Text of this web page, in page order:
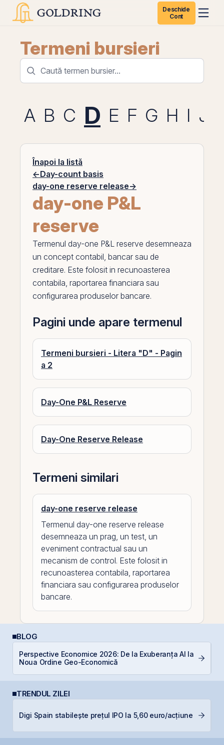
Deschide
Cont
Termeni bursieri
A B C D E F G H I J
Înapoi la listă
←Day-count basis
day-one reserve release→
day-one P&L
reserve
Termenul day-one P&L reserve desemneaza
un concept contabil, bancar sau de
creditare. Este folosit in recunoasterea
contabila, raportarea financiara sau
configurarea produselor bancare.
Pagini unde apare termenul
Termeni bursieri - Litera "D" - Pagin
a 2
Day-One P&L Reserve
Day-One Reserve Release
Termeni similari
day-one reserve release
Termenul day-one reserve release
desemneaza un prag, un test, un
eveniment contractual sau un
mecanism de control. Este folosit in
recunoasterea contabila, raportarea
financiara sau configurarea produselor
bancare.
BLOG
Perspective Economice 2026: De la Exuberanța AI la
Noua Ordine Geo-Economică
TRENDUL ZILEI
Digi Spain stabilește prețul IPO la 5,60 euro/acțiune